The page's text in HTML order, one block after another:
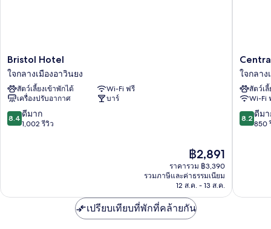
Bristol
Hotel
ใจกลาง
เมือง
อา
วิน
ยง
Bristol Hotel
ใจกลางเมืองอาวินยง
สัตว์เลี้ยงเข้าพักได้
Wi-Fi ฟรี
เครื่องปรับอากาศ
บาร์
8.4
จาก
8.4 ดีมาก
1,002 รีวิว
ราคา
ปัจจุบัน
คือ
฿2,891
฿2,891
ราคารวม ฿3,390
รวมภาษีและค่าธรรมเนียม
12 ส.ค. - 13 ส.ค.
Central
Hotel
ใจกลาง
เมือง
อา
วิน
ยง
ใจกลาง
สัตว์เ
Wi-Fi
8.2
จาก
8.2 ดีม
850
เปรียบเทียบที่พักที่คล้ายกัน